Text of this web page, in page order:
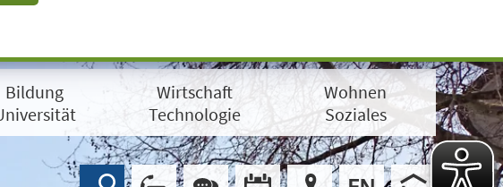
Bildung
Wirtschaft
Technologie
Wohnen
Soziales